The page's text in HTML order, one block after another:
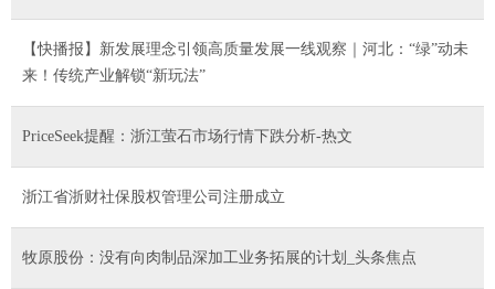
【快播报】新发展理念引领高质量发展一线观察｜河北：“绿”动未
来！传统产业解锁“新玩法”
PriceSeek提醒：浙江萤石市场行情下跌分析-热文
浙江省浙财社保股权管理公司注册成立
牧原股份：没有向肉制品深加工业务拓展的计划_头条焦点